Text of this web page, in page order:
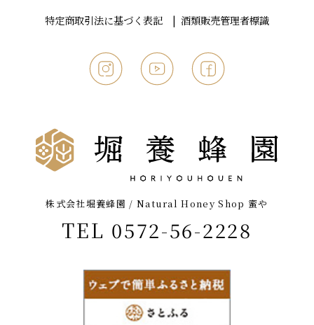
特定商取引法に基づく表記
酒類販売管理者標識
株式会社堀養蜂園 / Natural Honey Shop 蜜や
TEL 0572-56-2228